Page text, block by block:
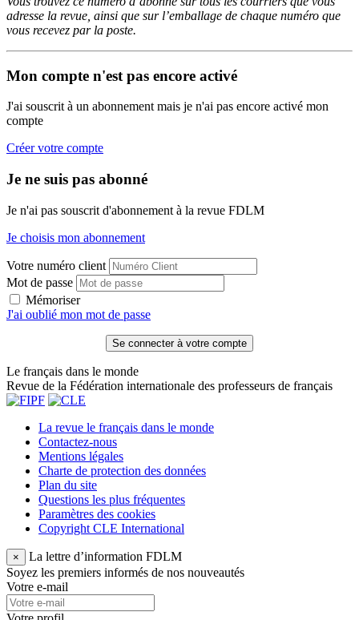
adresse la revue, ainsi que sur l’emballage de chaque numéro que
vous recevez par la poste.
Mon compte n'est pas encore activé
J'ai souscrit à un abonnement mais je n'ai pas encore activé mon
compte
Créer votre compte
Je ne suis pas abonné
Je n'ai pas souscrit d'abonnement à la revue FDLM
Je choisis mon abonnement
Votre numéro client
Mot de passe
Mémoriser
J'ai oublié mon mot de passe
Le français dans le monde
Revue de la Fédération internationale des professeurs de français
La revue le français dans le monde
Contactez-nous
Mentions légales
Charte de protection des données
Plan du site
Questions les plus fréquentes
Paramètres des cookies
Copyright CLE International
×
La lettre d’information FDLM
Soyez les premiers informés de nos nouveautés
Votre e-mail